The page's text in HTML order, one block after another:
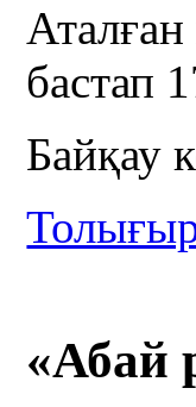
бастап
Байқау
«Абай